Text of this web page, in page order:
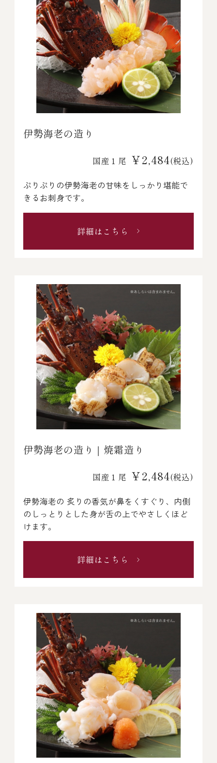
伊勢海老の造り
国産１尾 ￥2,484(税込)
ぷりぷりの伊勢海老の甘味をしっかり堪能で
きるお刺身です。
詳細はこちら
伊勢海老の造り｜焼霜造り
国産１尾 ￥2,484(税込)
伊勢海老の 炙りの香気が鼻をくすぐり、内側
のしっとりとした身が舌の上でやさしくほど
けます。
詳細はこちら